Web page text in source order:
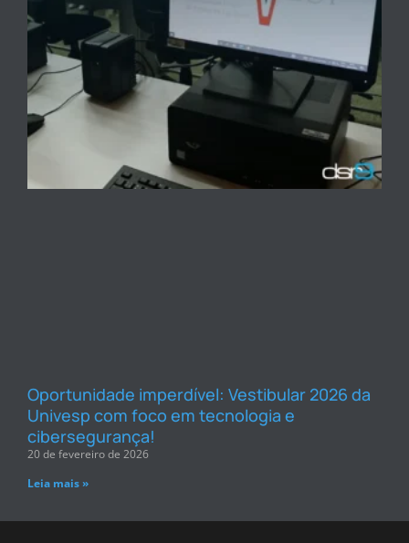
Oportunidade imperdível: Vestibular 2026 da
Univesp com foco em tecnologia e
cibersegurança!
20 de fevereiro de 2026
Leia mais »